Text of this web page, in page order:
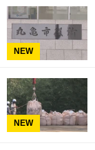
NEW
NEW